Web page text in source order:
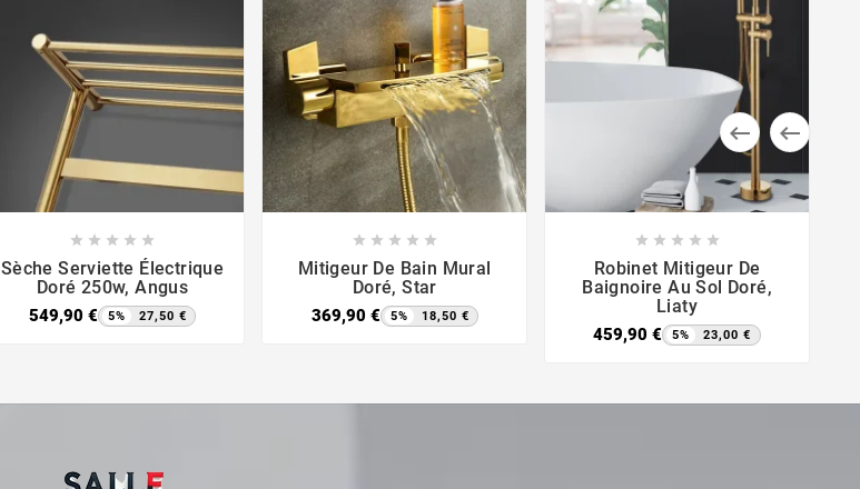
 

    
Sèche Serviette Électrique
Doré 250w, Angus
549,90 € 5% 27,50 €
    
Mitigeur De Bain Mural
Doré, Star
369,90 € 5% 18,50 €
    
Robinet Mitigeur De
Baignoire Au Sol Doré,
Liaty
459,90 € 5% 23,00 €